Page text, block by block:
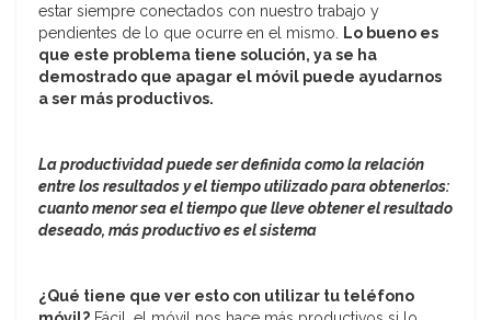
estar siempre conectados con nuestro trabajo y
pendientes de lo que ocurre en el mismo. Lo bueno es
que este problema tiene solución, ya se ha
demostrado que apagar el móvil puede ayudarnos
a ser más productivos.
La productividad puede ser definida como la relación
entre los resultados y el tiempo utilizado para obtenerlos:
cuanto menor sea el tiempo que lleve obtener el resultado
deseado, más productivo es el sistema
¿Qué tiene que ver esto con utilizar tu teléfono